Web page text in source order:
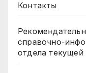
Контакты
справочно-
отдела